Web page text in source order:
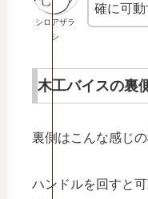
シロアザラ
シ
確に可動
木工バイスの裏
裏側はこんな感じの
ハンドルを回すと